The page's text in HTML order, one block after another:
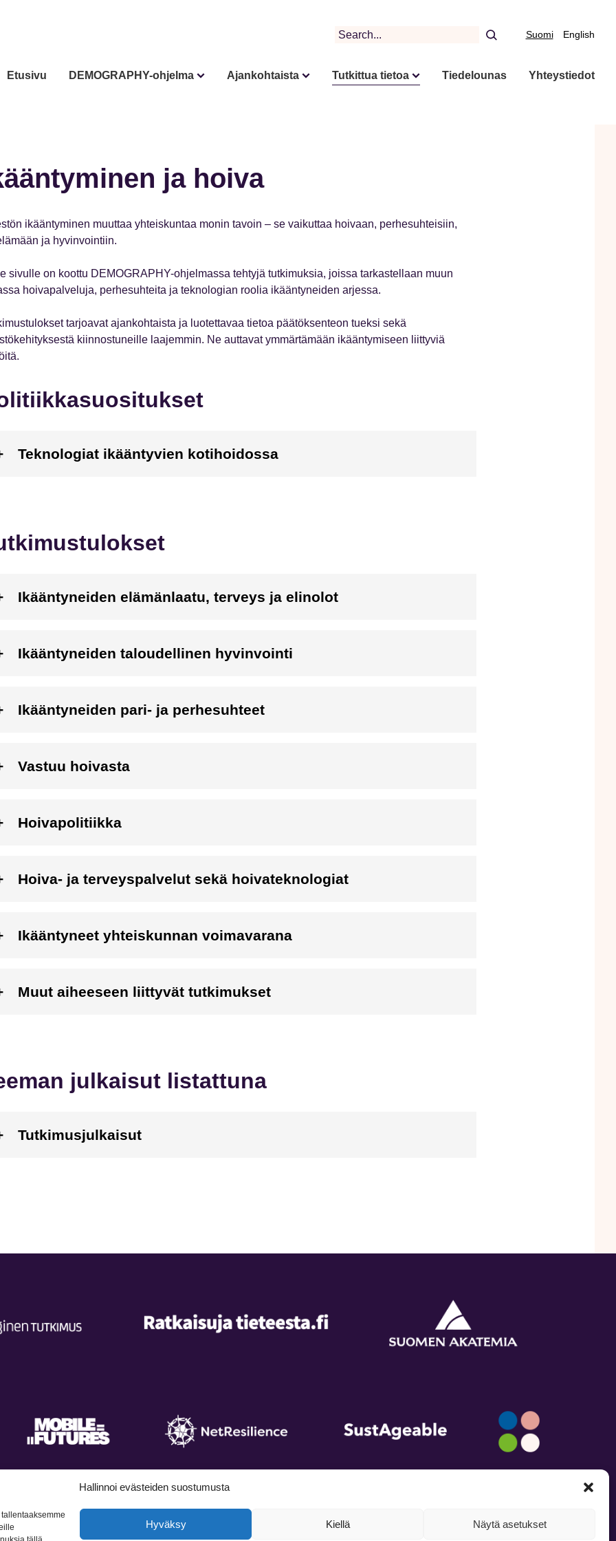
Hallinnoi evästeiden suostumusta
Hyväksy Kiellä Näytä asetukset
Search Suomi English
Etusivu DEMOGRAPHY-ohjelma Ajankohtaista Tutkittua tietoa Tiedelounas Yhteystiedot
ja hoiva
ikääntyminen muuttaa yhteiskuntaa monin tavoin – se vaikuttaa hoivaan, perhesuhteisiin,
ja hyvinvointiin.
sivulle on koottu DEMOGRAPHY-ohjelmassa tehtyjä tutkimuksia, joissa tarkastellaan muun
hoivapalveluja, perhesuhteita ja teknologian roolia ikääntyneiden arjessa.
tarjoavat ajankohtaista ja luotettavaa tietoa päätöksenteon tueksi sekä
kiinnostuneille laajemmin. Ne auttavat ymmärtämään ikääntymiseen liittyviä
Teknologiat ikääntyvien kotihoidossa
Ikääntyneiden elämänlaatu, terveys ja elinolot
Ikääntyneiden taloudellinen hyvinvointi
Ikääntyneiden pari- ja perhesuhteet
Vastuu hoivasta
Hoivapolitiikka
Hoiva- ja terveyspalvelut sekä hoivateknologiat
Ikääntyneet yhteiskunnan voimavarana
Muut aiheeseen liittyvät tutkimukset
julkaisut listattuna
Tutkimusjulkaisut
Saavutettavuusseloste LinkedIn